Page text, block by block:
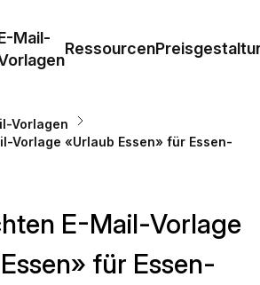
Mail-
Ressourcen
Vorlagen
Vorlage «Urlaub Essen» für Essen-
E-Mail-Vorlage
für Essen-